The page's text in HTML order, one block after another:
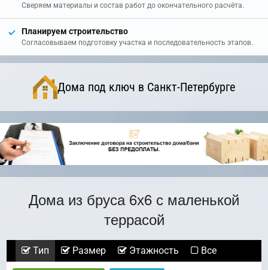
Сверяем материалы и состав работ до окончательного расчёта.
Планируем строительство
Согласовываем подготовку участка и последовательность этапов.
Дома под ключ в Санкт-Петербурге
Дома из бруса 6х6 с маленькой
террасой
Тип Размер Этажность Все